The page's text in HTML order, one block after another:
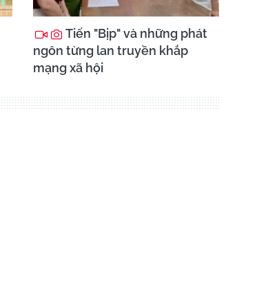
Tiến "Bịp" và những phát
ngôn từng lan truyền khắp
mạng xã hội